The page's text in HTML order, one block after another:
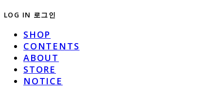
LOG IN 로그인
SHOP
CONTENTS
ABOUT
STORE
NOTICE